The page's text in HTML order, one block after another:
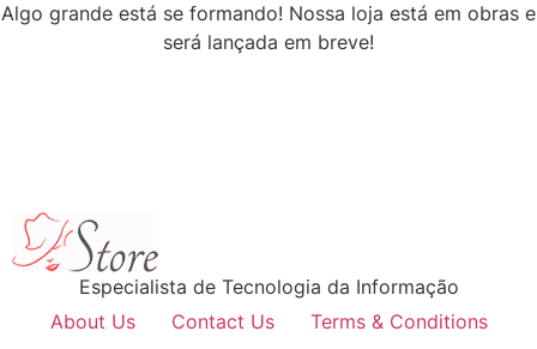
Algo grande está se formando! Nossa loja está em obras e
será lançada em breve!
Especialista de Tecnologia da Informação
About Us
Contact Us
Terms & Conditions